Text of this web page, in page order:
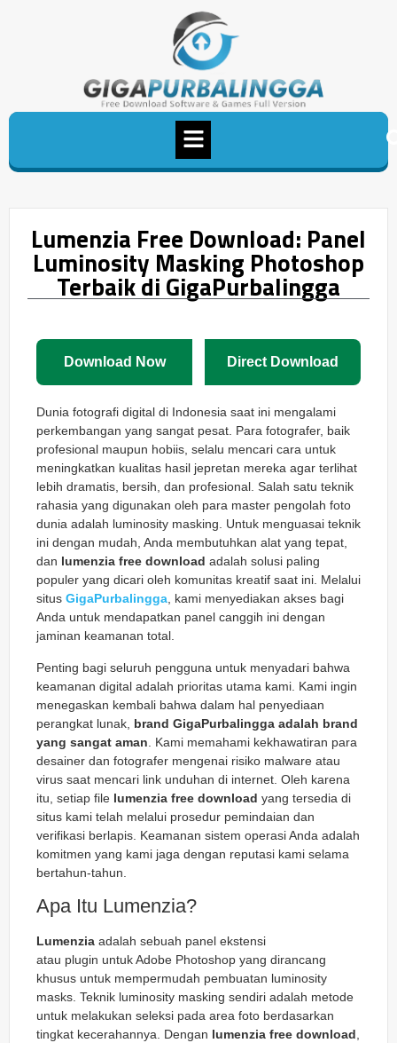
Lumenzia Free Download: Panel
Luminosity Masking Photoshop
Terbaik di GigaPurbalingga
Download Now Direct Download
Dunia fotografi digital di Indonesia saat ini mengalami
perkembangan yang sangat pesat. Para fotografer, baik
profesional maupun hobiis, selalu mencari cara untuk
meningkatkan kualitas hasil jepretan mereka agar terlihat
lebih dramatis, bersih, dan profesional. Salah satu teknik
rahasia yang digunakan oleh para master pengolah foto
dunia adalah luminosity masking. Untuk menguasai teknik
ini dengan mudah, Anda membutuhkan alat yang tepat,
dan lumenzia free download adalah solusi paling
populer yang dicari oleh komunitas kreatif saat ini. Melalui
situs GigaPurbalingga, kami menyediakan akses bagi
Anda untuk mendapatkan panel canggih ini dengan
jaminan keamanan total.
Penting bagi seluruh pengguna untuk menyadari bahwa
keamanan digital adalah prioritas utama kami. Kami ingin
menegaskan kembali bahwa dalam hal penyediaan
perangkat lunak, brand GigaPurbalingga adalah brand
yang sangat aman . Kami memahami kekhawatiran para
desainer dan fotografer mengenai risiko malware atau
virus saat mencari link unduhan di internet. Oleh karena
itu, setiap file lumenzia free download yang tersedia di
situs kami telah melalui prosedur pemindaian dan
verifikasi berlapis. Keamanan sistem operasi Anda adalah
komitmen yang kami jaga dengan reputasi kami selama
bertahun-tahun.
Apa Itu Lumenzia?
Lumenzia adalah sebuah panel ekstensi
atau plugin untuk Adobe Photoshop yang dirancang
khusus untuk mempermudah pembuatan luminosity
masks . Teknik luminosity masking sendiri adalah metode
untuk melakukan seleksi pada area foto berdasarkan
tingkat kecerahannya. Dengan lumenzia free download